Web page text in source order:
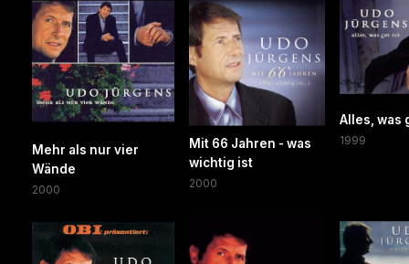
Mehr als nur vier
Wände
2000
Mit 66 Jahren - was
wichtig ist
2000
Alles, was
1999